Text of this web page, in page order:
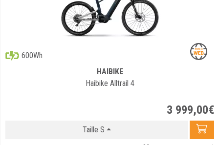
600Wh
HAIBIKE
Haibike Alltrail 4
3 999,00€
Taille S